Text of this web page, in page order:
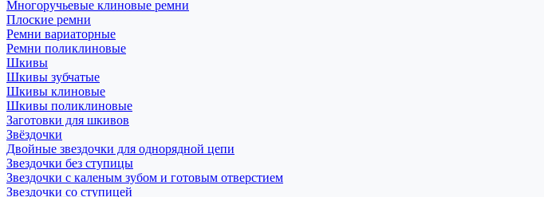
Многоручьевые клиновые ремни
Плоские ремни
Ремни вариаторные
Ремни поликлиновые
Шкивы
Шкивы зубчатые
Шкивы клиновые
Шкивы поликлиновые
Заготовки для шкивов
Звёздочки
Двойные звездочки для однорядной цепи
Звездочки без ступицы
Звездочки с каленым зубом и готовым отверстием
Звездочки со ступицей